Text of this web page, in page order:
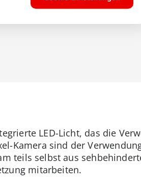
LED-Licht, das die
Kamera sind der
teils selbst aus
mitarbeiten.